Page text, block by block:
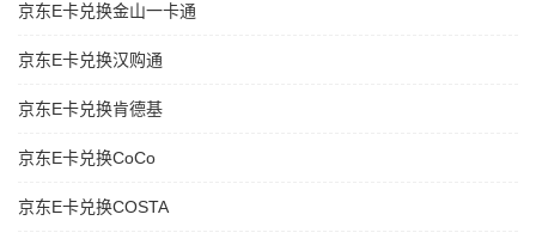
京东E卡兑换金山一卡通
京东E卡兑换汉购通
京东E卡兑换肯德基
京东E卡兑换CoCo
京东E卡兑换COSTA